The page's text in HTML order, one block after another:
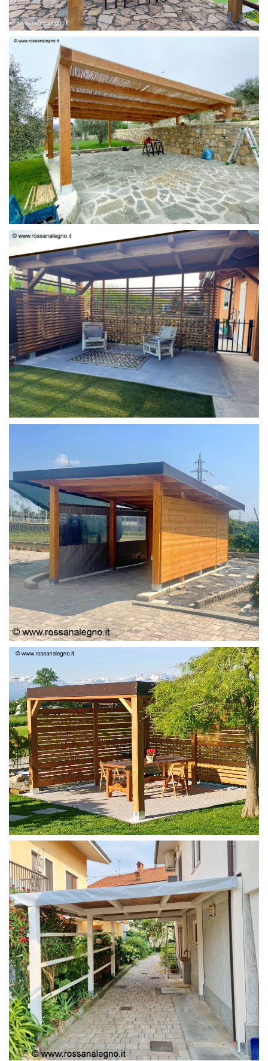
PERGOLA 6 X 3
COPERTURA MOBILE 2 AUTO
PERGOLA
PERGOLA 4X4
PERGOLA COPERTURA MOBILE